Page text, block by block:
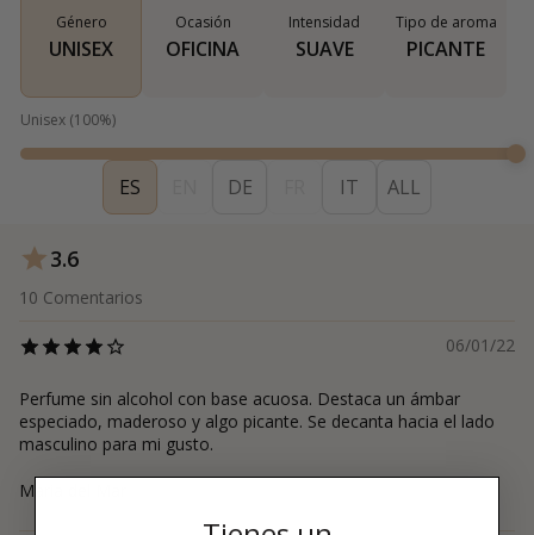
Género
UNISEX
Ocasión
OFICINA
Intensidad
SUAVE
Tipo de aroma
PICANTE
Unisex (100%)
ES DE IT ALL
3.6
10 Comentarios
06/01/22
Perfume sin alcohol con base acuosa. Destaca un ámbar
especiado, maderoso y algo picante. Se decanta hacia el lado
masculino para mi gusto.
Maria del Mar